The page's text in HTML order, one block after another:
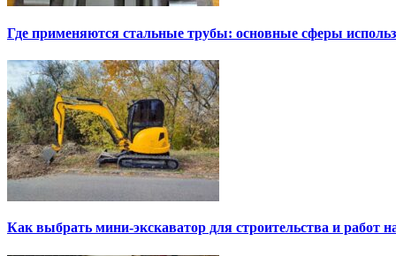
Где применяются стальные трубы: основные сферы
Как выбрать мини-экскаватор для строительства и работ